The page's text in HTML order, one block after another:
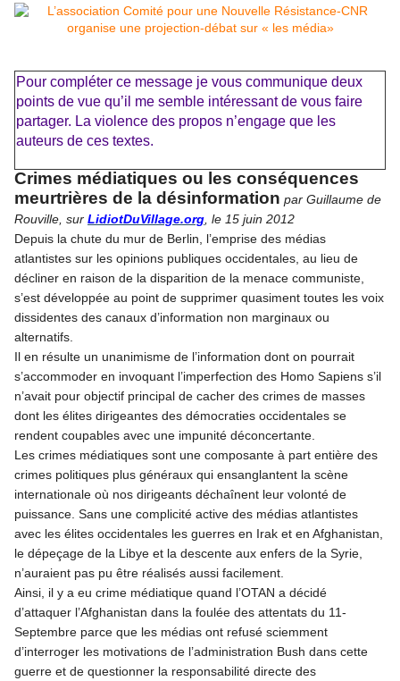
Pour compléter ce message je vous communique deux
points de vue qu’il me semble intéressant de vous faire
partager. La violence des propos n’engage que les
auteurs de ces textes.
Crimes médiatiques ou les conséquences
meurtrières de la désinformation par Guillaume de
Rouville, sur LidiotDuVillage.org , le 15 juin 2012
Depuis la chute du mur de Berlin, l’emprise des médias
atlantistes sur les opinions publiques occidentales, au lieu de
décliner en raison de la disparition de la menace communiste,
s’est développée au point de supprimer quasiment toutes les voix
dissidentes des canaux d’information non marginaux ou
alternatifs.
Il en résulte un unanimisme de l’information dont on pourrait
s’accommoder en invoquant l’imperfection des Homo Sapiens s’il
n’avait pour objectif principal de cacher des crimes de masses
dont les élites dirigeantes des démocraties occidentales se
rendent coupables avec une impunité déconcertante.
Les crimes médiatiques sont une composante à part entière des
crimes politiques plus généraux qui ensanglantent la scène
internationale où nos dirigeants déchaînent leur volonté de
puissance. Sans une complicité active des médias atlantistes
avec les élites occidentales les guerres en Irak et en Afghanistan,
le dépeçage de la Libye et la descente aux enfers de la Syrie,
n’auraient pas pu être réalisés aussi facilement.
Ainsi, il y a eu crime médiatique quand l’OTAN a décidé
d’attaquer l’Afghanistan dans la foulée des attentats du 11-
Septembre parce que les médias ont refusé sciemment
d’interroger les motivations de l’administration Bush dans cette
guerre et de questionner la responsabilité directe des